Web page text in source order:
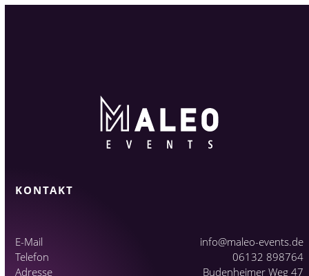
KONTAKT
E-Mail
info@maleo-events.de
Telefon
06132 898764
Adresse
Budenheimer Weg 47